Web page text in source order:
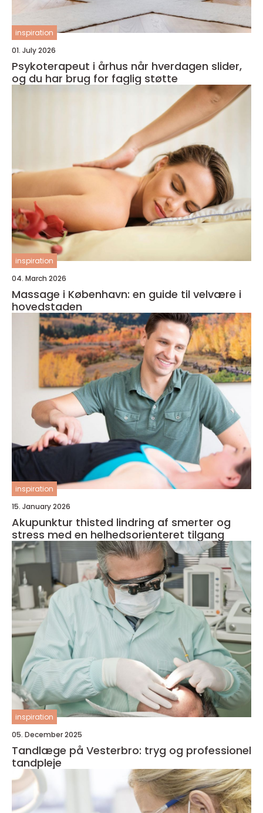
inspiration
01. July 2026
Psykoterapeut i århus når hverdagen slider,
og du har brug for faglig støtte
inspiration
04. March 2026
Massage i København: en guide til velvære i
hovedstaden
inspiration
15. January 2026
Akupunktur thisted lindring af smerter og
stress med en helhedsorienteret tilgang
inspiration
05. December 2025
Tandlæge på Vesterbro: tryg og professionel
tandpleje